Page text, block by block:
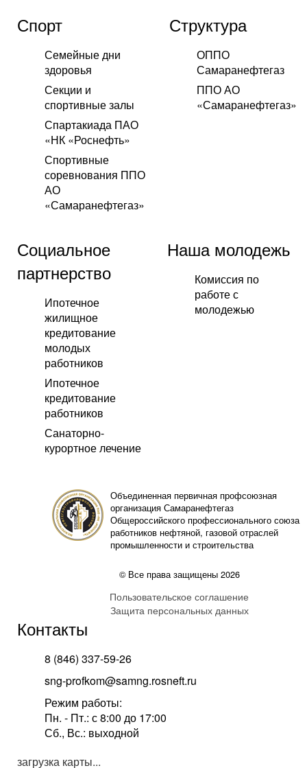
Спорт
Семейные дни
здоровья
Секции и
спортивные залы
Спартакиада ПАО
«НК «Роснефть»
Спортивные
соревнования ППО
АО
«Самаранефтегаз»
Структура
ОППО
Самаранефтегаз
ППО АО
«Самаранефтегаз»
Социальное
партнерство
Ипотечное
жилищное
кредитование
молодых
работников
Ипотечное
кредитование
работников
Санаторно-
курортное лечение
Наша молодежь
Комиссия по
работе с
молодежью
Объединенная первичная профсоюзная
организация Самаранефтегаз
Общероссийского профессионального союза
работников нефтяной, газовой отраслей
промышленности и строительства
© Все права защищены 2026
Пользовательское соглашение
Защита персональных данных
Контакты
8 (846) 337-59-26
sng-profkom@samng.rosneft.ru
Режим работы:
Пн. - Пт.: с 8:00 до 17:00
Сб., Вс.: выходной
загрузка карты...